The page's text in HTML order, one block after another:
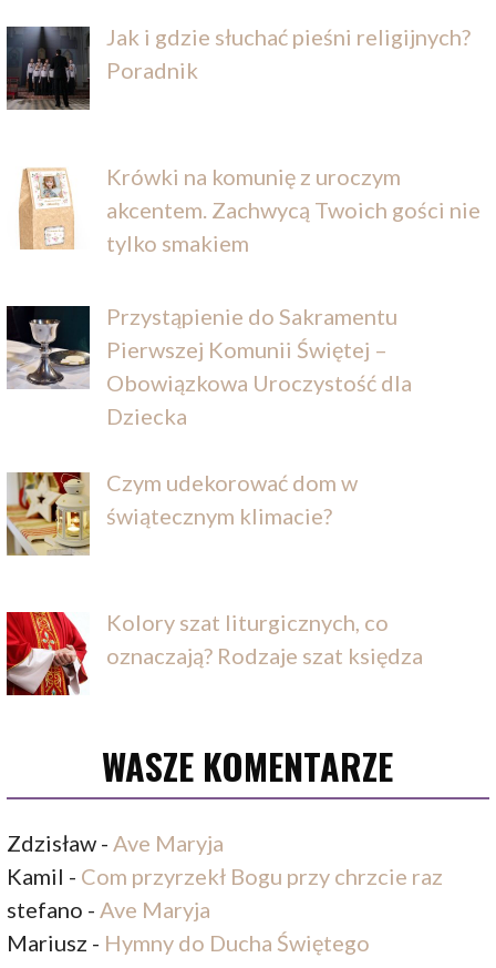
Jak i gdzie słuchać pieśni religijnych?
Poradnik
Krówki na komunię z uroczym
akcentem. Zachwycą Twoich gości nie
tylko smakiem
Przystąpienie do Sakramentu
Pierwszej Komunii Świętej –
Obowiązkowa Uroczystość dla
Dziecka
Czym udekorować dom w
świątecznym klimacie?
Kolory szat liturgicznych, co
oznaczają? Rodzaje szat księdza
WASZE KOMENTARZE
Zdzisław - Ave Maryja
Kamil - Com przyrzekł Bogu przy chrzcie raz
stefano - Ave Maryja
Mariusz - Hymny do Ducha Świętego